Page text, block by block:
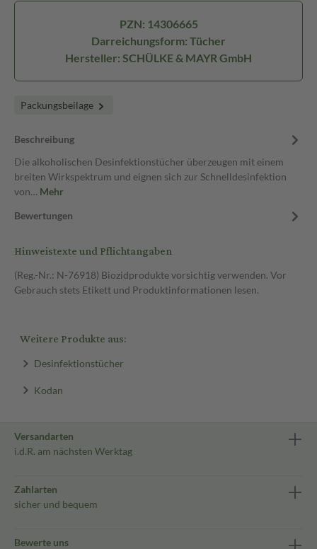
PZN: 14306665
Darreichungsform: Tücher
Hersteller: SCHÜLKE & MAYR GmbH
Packungsbeilage
Beschreibung
Die alkoholischen Desinfektionstücher überzeugen mit einem
breiten Wirkspektrum und eignen sich zur Schnelldesinfektion
von… Mehr
Bewertungen
Hinweistexte und Pflichtangaben
(Reg.-Nr.: N-76918) Biozidprodukte vorsichtig verwenden. Vor
Gebrauch stets Etikett und Produktinformationen lesen.
Weitere Produkte aus:
Desinfektionstücher
Kodan
Versandarten
i.d.R. am nächsten Werktag
Zahlarten
sicher und bequem
Bewerte uns